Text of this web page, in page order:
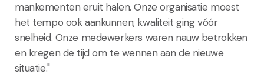
mankementen eruit halen. Onze organisatie moest
het tempo ook aankunnen; kwaliteit ging vóór
snelheid. Onze medewerkers waren nauw betrokken
en kregen de tijd om te wennen aan de nieuwe
situatie."